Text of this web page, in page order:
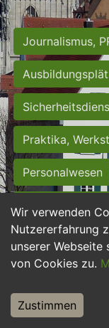
Wir verwenden
Nutzererfahrung
unserer Webseite
von Cookies zu.
Zustimmen
Journalismus,
Praktika,
Personalwesen
Hilfskräfte,
Einkauf,
Weiterbildung,
Tourismus